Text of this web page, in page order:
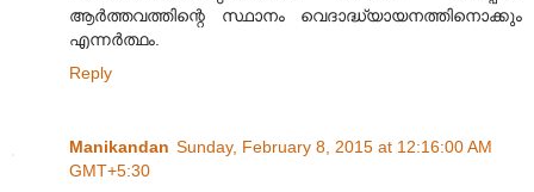
ആര്‍ത്തവത്തിന്റെ സ്ഥാനം വെദാദ്ധ്യായനത്തിനൊക്കും
എന്നര്‍ത്ഥം.
Reply
Manikandan Sunday, February 8, 2015 at 12:16:00 AM
GMT+5:30